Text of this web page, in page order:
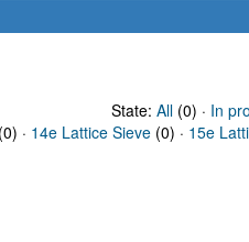
State: All(0) · In
· 14e Lattice Sieve (0) · 15e